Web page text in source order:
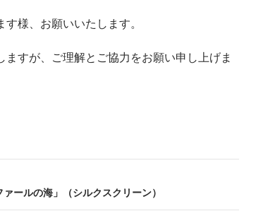
す様、お願いいたします。
ますが、ご理解とご協力をお願い申し上げま
ールの海」（シルクスクリーン）